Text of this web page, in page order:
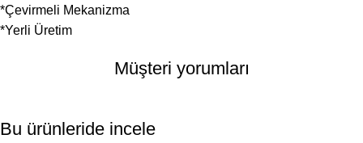
*Çevirmeli Mekanizma
*Yerli Üretim
Müşteri yorumları
Bu ürünleride incele